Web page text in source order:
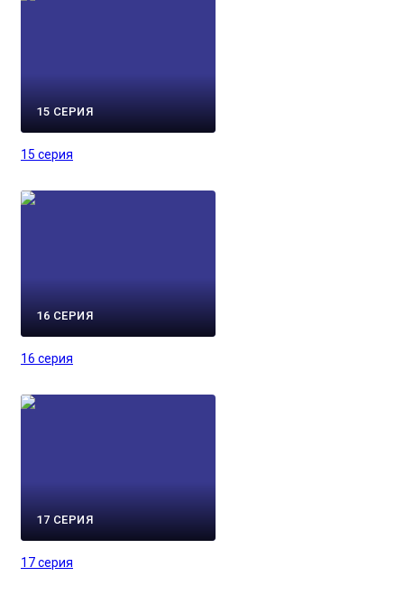
15 СЕРИЯ
15 серия
16 СЕРИЯ
16 серия
17 СЕРИЯ
17 серия